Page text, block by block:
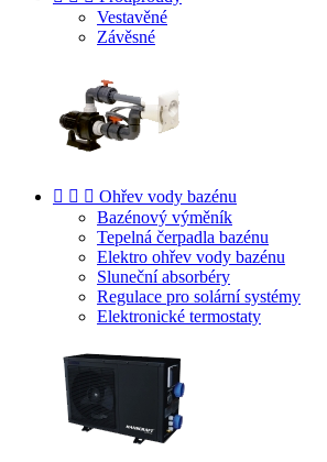
Vestavěné
Závěsné
   Ohřev vody bazénu
Bazénový výměník
Tepelná čerpadla bazénu
Elektro ohřev vody bazénu
Sluneční absorbéry
Regulace pro solární systémy
Elektronické termostaty